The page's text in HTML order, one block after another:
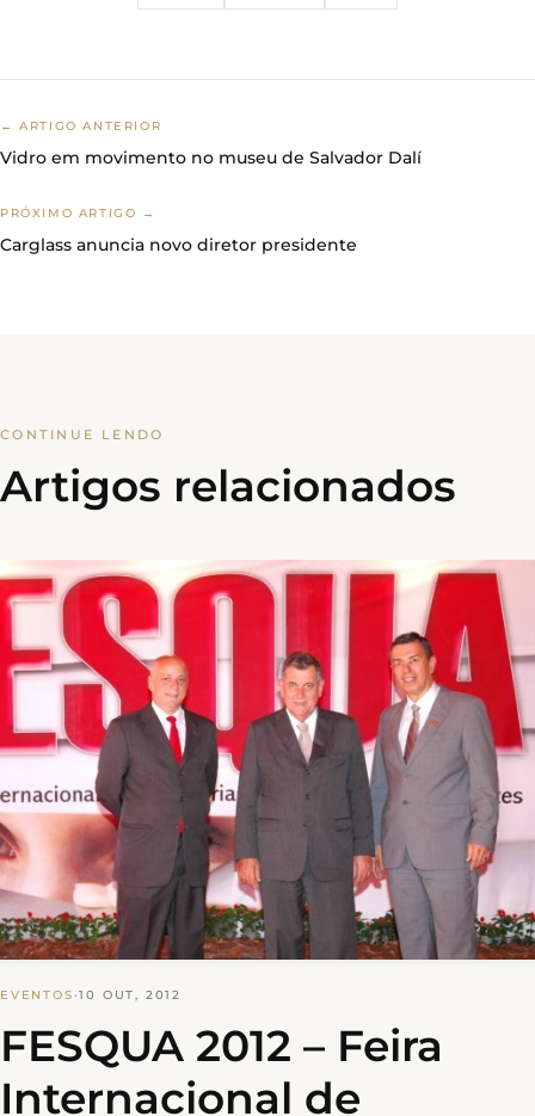
← ARTIGO ANTERIOR
Vidro em movimento no museu de Salvador Dalí
PRÓXIMO ARTIGO →
Carglass anuncia novo diretor presidente
CONTINUE LENDO
Artigos relacionados
EVENTOS·10 OUT, 2012
FESQUA 2012 – Feira
Internacional de